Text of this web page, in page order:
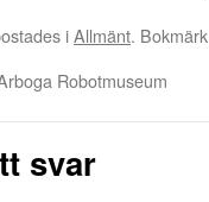
iAllmänt. Bokmärk
Robotmuseum
svar